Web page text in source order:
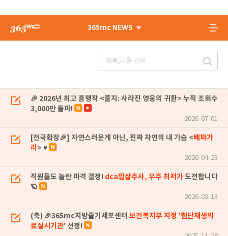
365mc NEWS
🎉 2026년 최고 흥행작 <줄지: 사라진 영웅의 귀환> 누적 조회수
3,000만 돌파!
2026-07-01
[전국확장🎉] 자연스러운게 아닌, 진짜 자연의 내 가슴 <배파가
리 > ♥
2026-04-23
직원들도 놀란 파격 결정! dca밉살주사, 우주 최저가도전합니다
🪐
2026-03-13
(축) 🎉365mc지방줄기세포센터 보건복지부 지정 '첨단재생의
료실시기관' 선정!